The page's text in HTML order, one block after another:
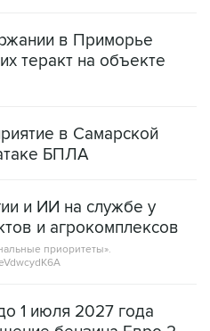
в Приморье
теракт на объекте
в Самарской
БПЛА
и ИИ на службе у
и агрокомплексов
приоритеты».
1 июля 2027 года